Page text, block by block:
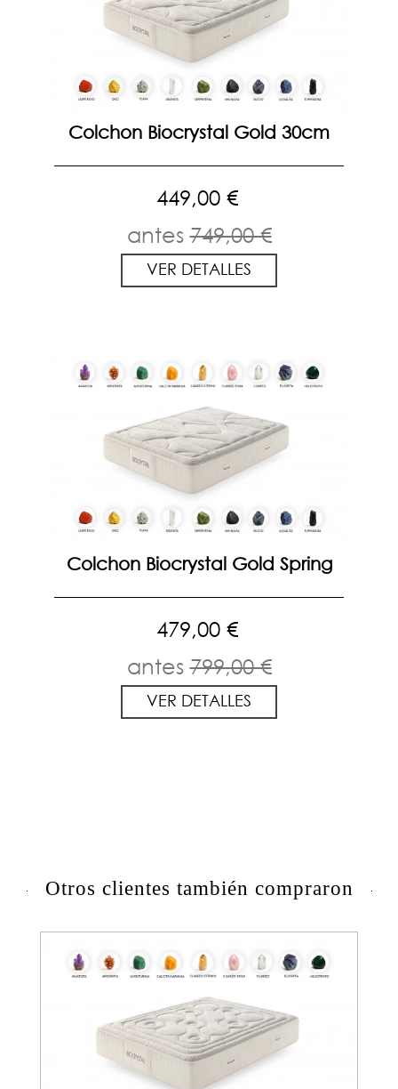
Colchon Biocrystal Gold 30cm
449,00 €
antes749,00 €
VER DETALLES
Colchon Biocrystal Gold Spring
479,00 €
antes799,00 €
VER DETALLES
Otros clientes también compraron